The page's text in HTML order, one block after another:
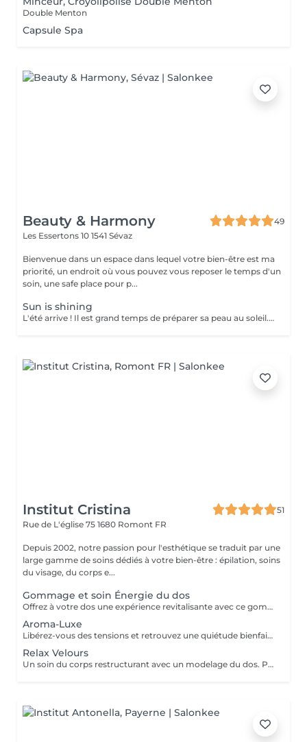
Double Menton
Capsule Spa
Beauty & Harmony
49
Les Essertons 10 1541 Sévaz
Bienvenue dans un espace dans lequel votre bien-être est ma
priorité, un endroit où vous pouvez vous reposer le temps d'un
soin, une safe place pour p...
Sun is shining
L'été arrive ! Il est grand temps de préparer sa peau au soleil. Venez découvrir et tester tous les produits de la gamme solaire de Baïja, apprenez comment préparer efficacement votre peau à une exposition au soleil et comment l'hydrater et la réparer.
Institut Cristina
51
Rue de L'église 75 1680 Romont FR
Depuis 2002, notre passion pour l'esthétique se traduit par une
large gamme de soins dédiés à votre bien-être : épilation, soins
du visage, du corps e...
Gommage et soin Énergie du dos
Offrez à votre dos une expérience revitalisante avec ce gommage exfoliant qui élimine en douceur les impuretés, laissant la peau douce et renouvelée. Suivi d'un soin énergisant, votre dos bénéficie d'un traitement revitalisant qui détend les muscles tendus et stimule la circulation sanguine. Cette combinaison de gommage et de soin énergie offre une peau lisse, débarrassée des cellules mortes, et une sensation de fraîcheur durable.
Aroma-Luxe
Libérez-vous des tensions et retrouvez une quiétude bienfaisante avec ce merveilleux moment de détente et d'évasion. Pendant une heure, plongez dans une atmosphère équilibrante imprégnée d'essences aromatiques de lavande, de marjolaine, de basilic, de verveine, et laissez-vous envelopper par des techniques de massage relaxantes aux huiles précieuses. Avant le massage, profitez d'une séance d'hydro massage où l'eau rencontre la luminothérapie, créant une ambiance relaxante. Le corps se laisse envahir par une sensation de légèreté, de ressourcement, et une profonde plénitude. Les résultats : un moment d'absolu bien-être d'où l'on ressort vivifié et dynamisé.
Relax Velours
Un soin du corps restructurant avec un modelage du dos. Pour une pause bien-être express, cette expérience procure une détente profonde et une revitalisation rapide. Les gestes enveloppants et relaxants, associés aux huiles précieuses, libèrent les tensions pour une sensation de légèreté. Des bienfaits à la clé : une énergie retrouvée, une peau douce et revitalisée, prête à affronter le quotidien avec vitalité.